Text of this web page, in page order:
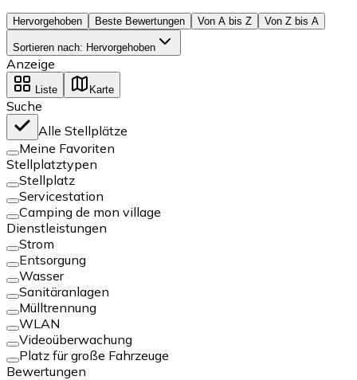
Hervorgehoben Beste Bewertungen Von A bis Z Von Z bis A
Sortieren nach: Hervorgehoben
Anzeige
Liste Karte
Suche
Alle Stellplätze
Meine Favoriten
Stellplatztypen
Stellplatz
Servicestation
Camping de mon village
Dienstleistungen
Strom
Entsorgung
Wasser
Sanitäranlagen
Mülltrennung
WLAN
Videoüberwachung
Platz für große Fahrzeuge
Bewertungen